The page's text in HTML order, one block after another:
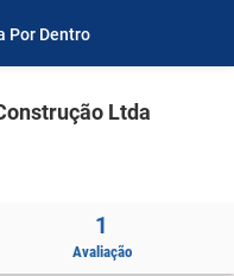
Por Dentro
Ltda
1
Avaliação